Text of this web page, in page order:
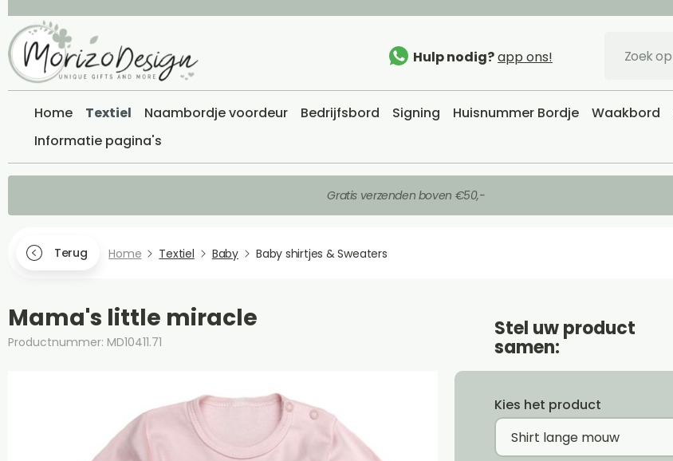
Hulp nodig?app ons!
Home Textiel Naambordje voordeur Bedrijfsbord Signing Huisnummer Bordje Waakbord
Informatie pagina's
Gratis verzenden boven €50,-
Terug Home Textiel Baby Baby shirtjes & Sweaters
Mama's little miracle
Productnummer: MD10411.71
Stel uw product
samen:
Kies het product